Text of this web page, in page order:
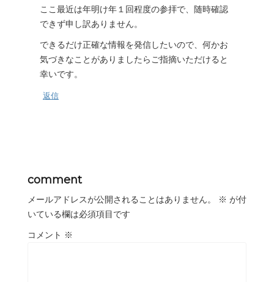
ここ最近は年明け年１回程度の参拝で、随時確認
できず申し訳ありません。
できるだけ正確な情報を発信したいので、何かお
気づきなことがありましたらご指摘いただけると
幸いです。
返信
comment
メールアドレスが公開されることはありません。 ※ が付
いている欄は必須項目です
コメント ※